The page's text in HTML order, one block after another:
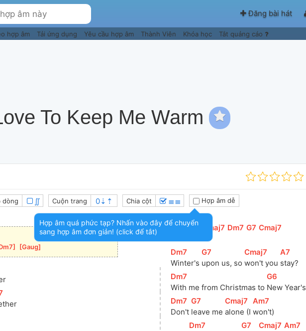
Đăng bài hát
hợp âm Tải ứng dụng Yêu cầu hợp âm Thành Viên Khóa học Tắt quảng cáo
To Keep Me Warm
dòng ∬ Cuộn trang Chia cột ≣≣ Hợp âm dễ
[Gaug
[Dm7 ][G7 Cmaj7 ][Dm7 ]
[
G7 ]
[
Cmaj7
[Dm7
Winter's
[
G7
upon us, so
[
Cmaj7
won't you
[
A7
stay?
[Dm7
With me from Christmas to
[
G6
New Year's
[Dm7 ]
Don't
[
G7
leave me
[
Cmaj7
alone (I
[
Am7
won't)
[Dm7 [
G7 [
Cmaj7 ]
[
Am7
Hợp âm quá phức tạp? Nhấn vào đây để chuyển
sang hợp âm đơn giản! (click để tắt)